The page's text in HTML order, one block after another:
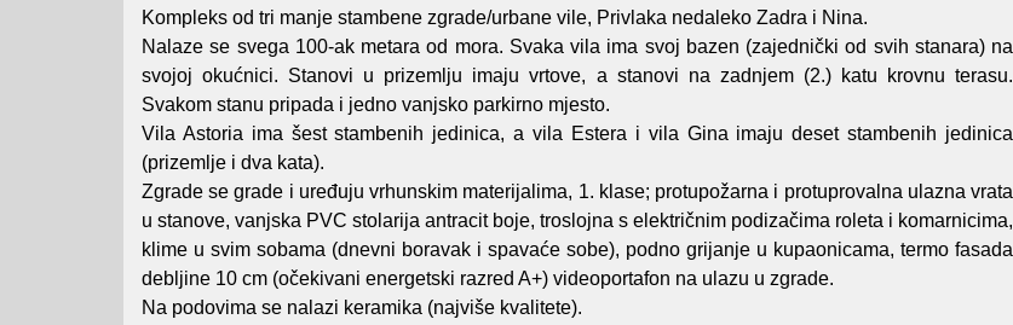
Kompleks od tri manje stambene zgrade/urbane vile, Privlaka nedaleko Zadra i Nina.
Nalaze se svega 100-ak metara od mora. Svaka vila ima svoj bazen (zajednički od svih stanara) na
svojoj okućnici. Stanovi u prizemlju imaju vrtove, a stanovi na zadnjem (2.) katu krovnu terasu.
Svakom stanu pripada i jedno vanjsko parkirno mjesto.
Vila Astoria ima šest stambenih jedinica, a vila Estera i vila Gina imaju deset stambenih jedinica
(prizemlje i dva kata).
Zgrade se grade i uređuju vrhunskim materijalima, 1. klase; protupožarna i protuprovalna ulazna vrata
u stanove, vanjska PVC stolarija antracit boje, troslojna s električnim podizačima roleta i komarnicima,
klime u svim sobama (dnevni boravak i spavaće sobe), podno grijanje u kupaonicama, termo fasada
debljine 10 cm (očekivani energetski razred A+) videoportafon na ulazu u zgrade.
Na podovima se nalazi keramika (najviše kvalitete).